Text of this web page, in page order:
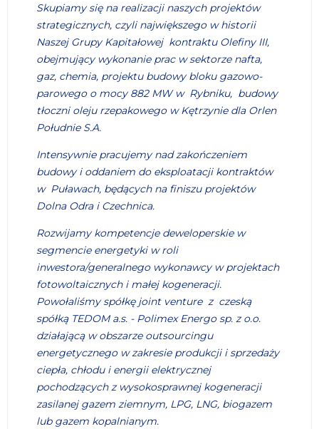
Skupiamy się na realizacji naszych projektów
strategicznych, czyli największego w historii
Naszej Grupy Kapitałowej kontraktu Olefiny III,
obejmujący wykonanie prac w sektorze nafta,
gaz, chemia, projektu budowy bloku gazowo-
parowego o mocy 882 MW w Rybniku, budowy
tłoczni oleju rzepakowego w Kętrzynie dla Orlen
Południe S.A.
Intensywnie pracujemy nad zakończeniem
budowy i oddaniem do eksploatacji kontraktów
w Puławach, będących na finiszu projektów
Dolna Odra i Czechnica.
Rozwijamy kompetencje deweloperskie w
segmencie energetyki w roli
inwestora/generalnego wykonawcy w projektach
fotowoltaicznych i małej kogeneracji.
Powołaliśmy spółkę joint venture z czeską
spółką TEDOM a.s. - Polimex Energo sp. z o.o.
działającą w obszarze outsourcingu
energetycznego w zakresie produkcji i sprzedaży
ciepła, chłodu i energii elektrycznej
pochodzących z wysokosprawnej kogeneracji
zasilanej gazem ziemnym, LPG, LNG, biogazem
lub gazem kopalnianym.